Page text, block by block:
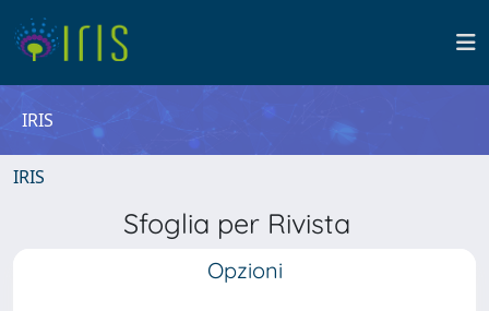
IRIS
IRIS
Sfoglia per Rivista
Opzioni